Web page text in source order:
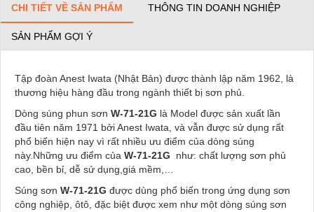
CHI TIẾT VỀ SẢN PHẨM THÔNG TIN DOANH NGHIỆP
SẢN PHẨM GỢI Ý
Tập đoàn Anest Iwata (Nhật Bản) được thành lập năm 1962, là
thương hiệu hàng đầu trong ngành thiết bị sơn phủ.
Dòng súng phun sơn W-71-21G là Model được sản xuất lần
đầu tiên năm 1971 bởi Anest Iwata, và vẫn được sử dụng rất
phổ biến hiện nay vì rất nhiều ưu điểm của dòng súng
này.Những ưu điểm của W-71-21G như: chất lượng sơn phủ
cao, bền bỉ, dễ sử dụng,giá mềm,…
Súng sơn W-71-21G được dùng phổ biến trong ứng dụng sơn
công nghiệp, ôtô, đặc biệt được xem như một dòng súng sơn